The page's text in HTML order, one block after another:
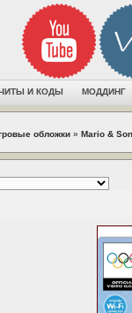
И КОДЫ МОДДИНГ
обложки » Mario &